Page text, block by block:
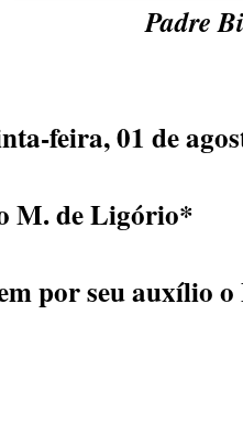
Padre
feira, 01 de
M. de Ligório*
por seu auxílio